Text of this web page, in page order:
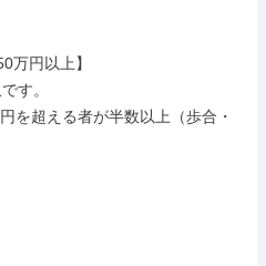
万円以上】
す。
を超える者が半数以上（歩合・